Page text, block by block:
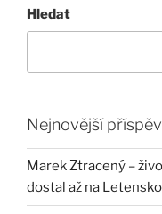
Hledat
Nejnovější
Marek Ztracený –
dostal až na